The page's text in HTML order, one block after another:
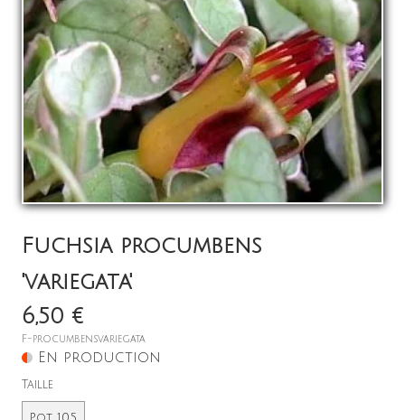
Contact
0
Fuchsia procumbens
'variegata'
6,50 €
F-procumbensvariegata
En production
Taille